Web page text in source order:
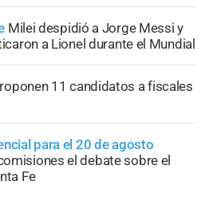
Milei despidió a Jorge Messi y
a Lionel durante el Mundial
11 candidatos a fiscales
para el 20 de agosto
el debate sobre el
Fe